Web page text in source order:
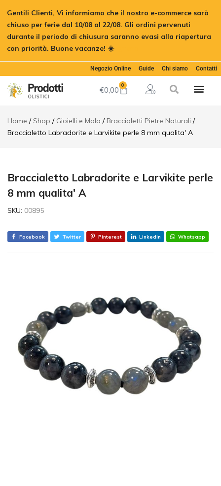
Gentili Clienti, Vi informiamo che il nostro e-commerce sarà
chiuso per ferie dal 10/08 al 22/08. Gli ordini pervenuti
durante il periodo di chiusura saranno evasi alla riapertura
con priorità. Buone vacanze! ☀️
Negozio Online Guide Chi siamo Contatti
€0,00 0
Home Shop Gioielli e Mala
Braccialetti Pietre Naturali
Braccialetto Labradorite e Larvikite perle 8 mm qualita' A
Braccialetto Labradorite e Larvikite perle
8 mm qualita' A
SKU: 00895
Facebook Twitter Pinterest Linkedin Whatsapp
Braccialetto
Labradorite
e Larvikite
perle 8 mm
qualita' A
Descrizione
aggiuntive
€20,00